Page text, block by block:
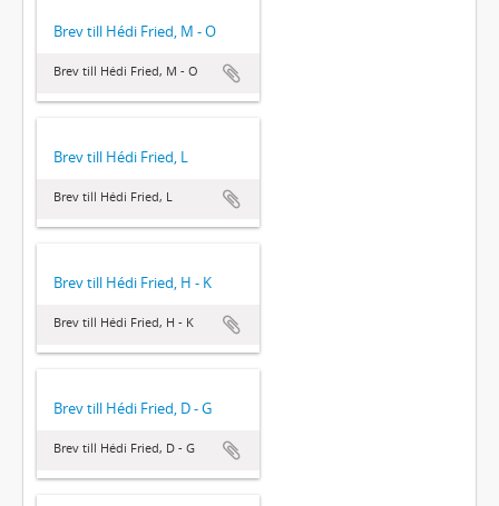
Brev till Hédi Fried, M - O
Brev till Hédi Fried, M - O
Brev till Hédi Fried, L
Brev till Hédi Fried, L
Brev till Hédi Fried, H - K
Brev till Hédi Fried, H - K
Brev till Hédi Fried, D - G
Brev till Hédi Fried, D - G